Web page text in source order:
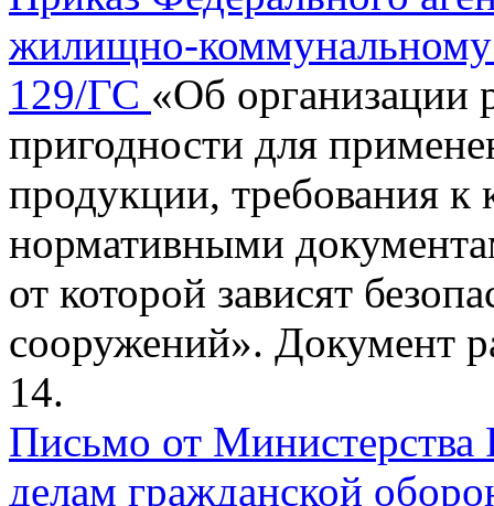
жилищно-коммунальному
129/ГС «Об организации
пригодности для
продукции, требования к
нормативными
от которой зависят
сооружений». Документ
14.
Письмо от Министерства
делам гражданской